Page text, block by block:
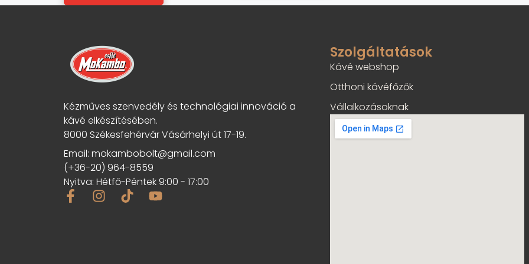
-
ő
Kézműves szenvedély és technológiai innováció a
kávé elkészítésében.
8000 Székesfehérvár Vásárhelyi út 17-19.
Email: mokambobolt@gmail.com
(+36-20) 964-8559
Nyitva: Hétfő-Péntek 9:00 - 17:00
Szolgáltatások
Kávé webshop
Otthoni kávéfőzők
Vállalkozásoknak